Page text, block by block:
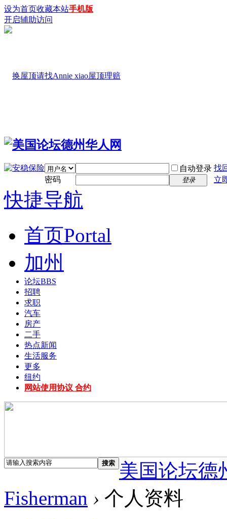
设为首页收藏本站手机版
开启辅助访问
自动登录 找
密码
登录 立
快捷导航
首页Portal
加州
论坛BBS
招聘
求职
汽车
房产
二手
热点新闻
生活服务
更多
纽约
网站使用协议 合约
搜索
美国论坛德
Fisherman › 个人资料